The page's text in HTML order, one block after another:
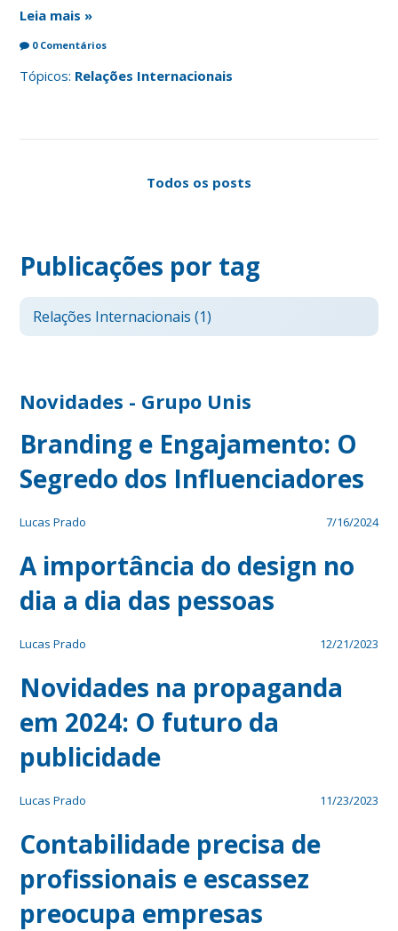
Leia mais »
0 Comentários
Tópicos: Relações Internacionais
Todos os posts
Publicações por tag
Relações Internacionais(1)
Novidades - Grupo Unis
Branding e Engajamento: O
Segredo dos Influenciadores
Lucas Prado 7/16/2024
A importância do design no
dia a dia das pessoas
Lucas Prado 12/21/2023
Novidades na propaganda
em 2024: O futuro da
publicidade
Lucas Prado 11/23/2023
Contabilidade precisa de
profissionais e escassez
preocupa empresas